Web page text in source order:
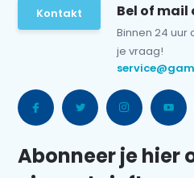
Kontakt Bel of mail
Binnen 24 uur
je vraag!
Abonneer je hier